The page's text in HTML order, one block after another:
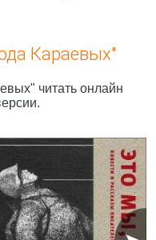
Караевых"
читать онлайн